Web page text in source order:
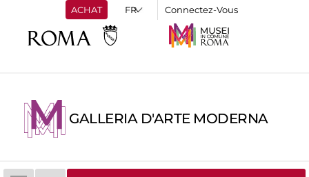
ACHAT Connectez-Vous
GALLERIA D'ARTE MODERNA